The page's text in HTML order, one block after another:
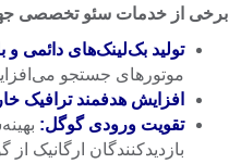
برخی از خدمات سئو تخصصی
تولید بک‌لینک‌های دائمی و
موتورهای جستجو
افزایش هدفمند ترافیک
تقویت ورودی گوگل:
بازدیدکنندگان ارگانیک